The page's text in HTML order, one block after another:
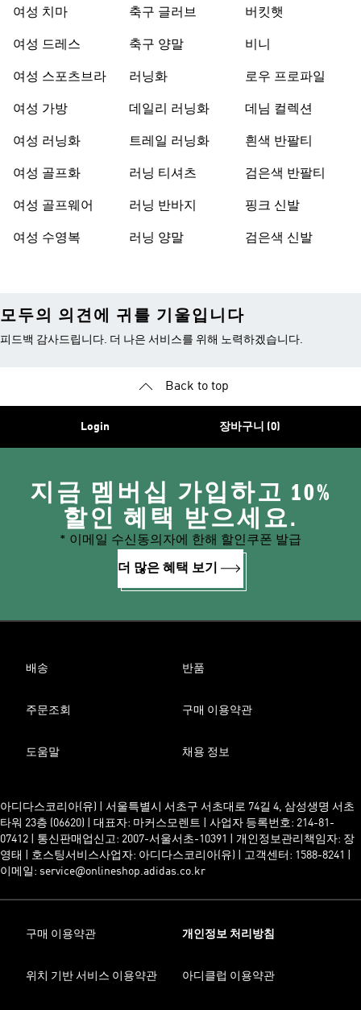
여성 치마
여성 드레스
여성 스포츠브라
여성 가방
여성 러닝화
여성 골프화
여성 골프웨어
여성 수영복
축구 글러브
축구 양말
러닝화
데일리 러닝화
트레일 러닝화
러닝 티셔츠
러닝 반바지
러닝 양말
버킷햇
비니
로우 프로파일
데님 컬렉션
흰색 반팔티
검은색 반팔티
핑크 신발
검은색 신발
모두의 의견에 귀를 기울입니다
피드백 감사드립니다. 더 나은 서비스를 위해 노력하겠습니다.
Back to top
Login 장바구니 (0)
지금 멤버십 가입하고 10%
할인 혜택 받으세요.
* 이메일 수신동의자에 한해 할인쿠폰 발급
더 많은 혜택 보기
배송 반품
주문조회 구매 이용약관
도움말 채용 정보
아디다스코리아(유) | 서울특별시 서초구 서초대로 74길 4, 삼성생명 서초
타워 23층 (06620) | 대표자: 마커스모렌트 | 사업자 등록번호: 214-81-
07412 | 통신판매업신고: 2007-서울서초-10391 | 개인정보관리책임자: 장
영태 | 호스팅서비스사업자: 아디다스코리아(유) | 고객센터: 1588-8241 |
이메일: service@onlineshop.adidas.co.kr
구매 이용약관 개인정보 처리방침
위치 기반 서비스 이용약관 아디클럽 이용약관